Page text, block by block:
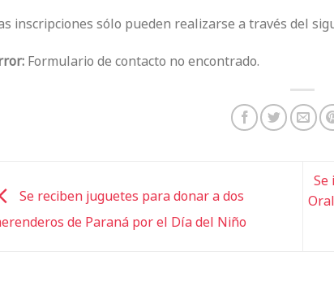
inscripciones sólo pueden realizarse a través del
Formulario de contacto no encontrado.
Se reciben juguetes para donar a dos
de Paraná por el Día del Niño